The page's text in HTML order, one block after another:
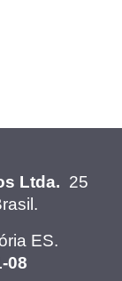
Ltda. 25
ES.
08